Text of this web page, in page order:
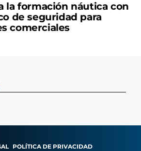
la formación náutica con
de seguridad para
comerciales
POLÍTICA DE PRIVACIDAD